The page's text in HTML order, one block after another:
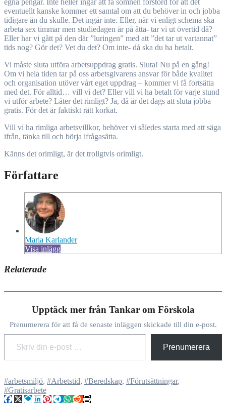
egna pengar. Inte heller ingår att få sömnen förstörd för att det
eventuellt kanske kommer ett samtal om att du behöver in och jobba
tidigare än du skulle. Det ingår inte. Eller, när vi enligt schema ska
arbeta sex timmar men studiedagen är på åtta- tar vi ut övertid då?
Eller har vi gått på den där ”luringen” med att ”det tar ut vartannat”
tids nog? Gör det? Vet du det? Om inte- då ska du ha betalt.
Vi måste sluta utföra arbetsuppdrag gratis. Sluta! Nu på en gång!
Om vi hela tiden tar på oss arbetsgivarens ansvar för både kvalitet
och organisation utöver vårt eget uppdrag – kommer vi få fortsätta
med det. För alltid… vill vi det? Eller vill vi ha betalt för varje stund
vi utför arbete? Låter det rimligt? Ja, då är det dags att sluta jobba
gratis. För det är faktiskt rätt korkat.
Vill vi ha rimliga arbetsvillkor, behöver vi således starta med att säga
ifrån, tänka till och börja ifrågasätta.
Känns det orimligt, är det troligtvis orimligt.
Författare
Maria Karlander
Visa inlägg
Relaterade
Upptäck mer från Tankar om Förskola
Prenumerera för att få de senaste inläggen skickade till din e-post.
Skriv din e-post …
Prenumerera
#arbetsmiljö, #Arbetstid, #Beredskap, #Förutsättningar,
#Gratisarbete